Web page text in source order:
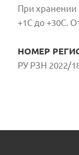
При хранении
+1С до +30С.
НОМЕР
РУ РЗН 2022/